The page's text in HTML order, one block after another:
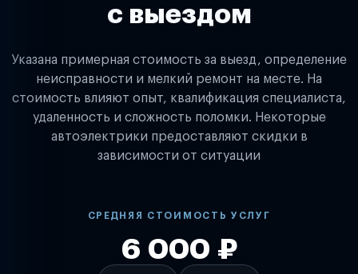
с выездом
Указана примерная стоимость за выезд, определение
неисправности и мелкий ремонт на месте. На
стоимость влияют опыт, квалификация специалиста,
удаленность и сложность поломки. Некоторые
автоэлектрики предоставляют скидки в
зависимости от ситуации
СРЕДНЯЯ СТОИМОСТЬ УСЛУГ
6 000 ₽